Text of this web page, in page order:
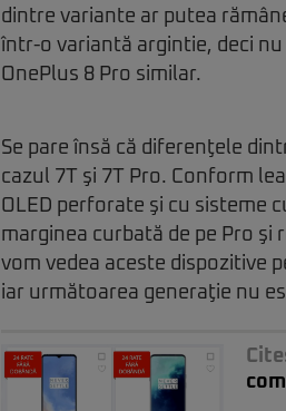
dintre variante ar putea
într-o variantă argintie, deci
OnePlus 8 Pro similar.
Se pare însă că diferenţele
cazul 7T şi 7T Pro. Conform
OLED perforate şi cu sisteme
marginea curbată de pe Pro şi
vom vedea aceste dispozitive
iar următoarea generaţie nu